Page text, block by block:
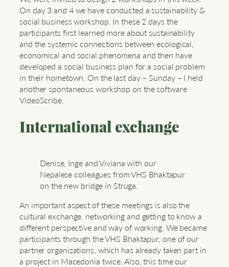
On day 3 and 4 we have conducted a sustainability &
social business workshop. In these 2 days the
participants first learned more about sustainability
and the systemic connections between ecological,
economical and social phenomena and then have
developed a social business plan for a social problem
in their hometown. On the last day – Sunday – I held
another spontaneous workshop on the software
VideoScribe.
International exchange
Denise, Inge and Viviana with our
Nepalese colleagues from VHS Bhaktapur
on the new bridge in Struga.
An important aspect of these meetings is also the
cultural exchange, networking and getting to know a
different perspective and way of working. We became
participants through the VHS Bhaktapur, one of our
partner organizations, which has already taken part in
a project in Macedonia twice. Also, this time our